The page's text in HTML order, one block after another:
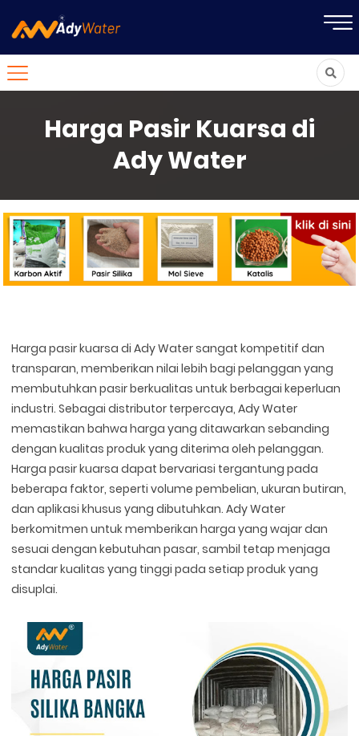
Harga Pasir Kuarsa di
Ady Water
Harga pasir kuarsa di Ady Water sangat kompetitif dan
transparan, memberikan nilai lebih bagi pelanggan yang
membutuhkan pasir berkualitas untuk berbagai keperluan
industri. Sebagai distributor terpercaya, Ady Water
memastikan bahwa harga yang ditawarkan sebanding
dengan kualitas produk yang diterima oleh pelanggan.
Harga pasir kuarsa dapat bervariasi tergantung pada
beberapa faktor, seperti volume pembelian, ukuran butiran,
dan aplikasi khusus yang dibutuhkan. Ady Water
berkomitmen untuk memberikan harga yang wajar dan
sesuai dengan kebutuhan pasar, sambil tetap menjaga
standar kualitas yang tinggi pada setiap produk yang
disuplai.